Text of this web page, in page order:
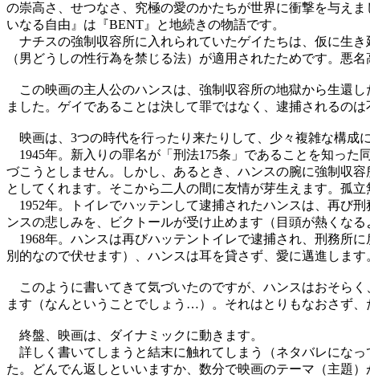
の崇高さ、せつなさ、究極の愛のかたちが世界に衝撃を与え
いなる自由』は『BENT』と地続きの物語です。
ナチスの強制収容所に入れられていたゲイたちは、仮に生
（男どうしの性行為を禁じる法）が適用されたためです。悪
この映画の主人公のハンスは、強制収容所の地獄から生還
ました。ゲイであることは決して罪ではなく、逮捕されるの
映画は、3つの時代を行ったり来たりして、少々複雑な構成
1945年。新入りの罪名が「刑法175条」であることを知った
づこうとしません。しかし、あるとき、ハンスの腕に強制収
としてくれます。そこから二人の間に友情が芽生えます。孤
1952年。トイレでハッテンして逮捕されたハンスは、再び
ンスの悲しみを、ビクトールが受け止めます（目頭が熱くな
1968年。ハンスは再びハッテントイレで逮捕され、刑務所
別的なので伏せます）、ハンスは耳を貸さず、愛に邁進しま
このように書いてきて気づいたのですが、ハンスはおそら
ます（なんということでしょう…）。それはとりもなおさず
終盤、映画は、ダイナミックに動きます。
詳しく書いてしまうと結末に触れてしまう（ネタバレにな
た。どんでん返しといいますか、数分で映画のテーマ（主題